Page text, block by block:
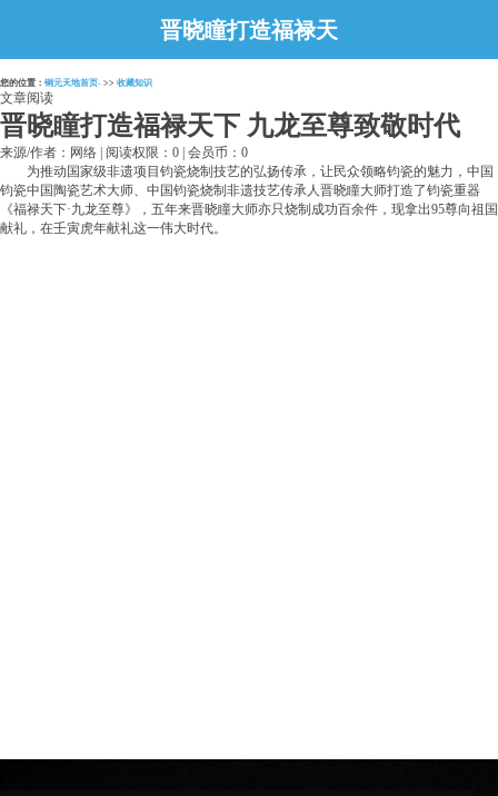
晋晓瞳打造福禄天
下 九龙至尊致敬
您的位置： 铜元天地首页- >> 收藏知识
文章阅读
晋晓瞳打造福禄天下 九龙至尊致敬时代
来源/作者：网络 | 阅读权限：0 | 会员币：0
为推动国家级非遗项目钧瓷烧制技艺的弘扬传承，让民众领略钧瓷的魅力，中国
钧瓷中国陶瓷艺术大师、中国钧瓷烧制非遗技艺传承人晋晓瞳大师打造了钧瓷重器
《福禄天下·九龙至尊》，五年来晋晓瞳大师亦只烧制成功百余件，现拿出95尊向祖国
献礼，在壬寅虎年献礼这一伟大时代。